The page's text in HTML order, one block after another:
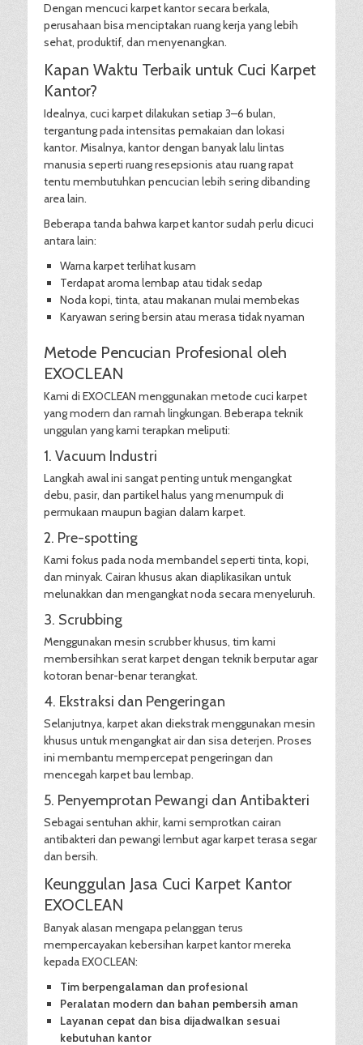
Dengan mencuci karpet kantor secara berkala,
perusahaan bisa menciptakan ruang kerja yang lebih
sehat, produktif, dan menyenangkan.
Kapan Waktu Terbaik untuk Cuci Karpet
Kantor?
Idealnya, cuci karpet dilakukan setiap 3–6 bulan,
tergantung pada intensitas pemakaian dan lokasi
kantor. Misalnya, kantor dengan banyak lalu lintas
manusia seperti ruang resepsionis atau ruang rapat
tentu membutuhkan pencucian lebih sering dibanding
area lain.
Beberapa tanda bahwa karpet kantor sudah perlu dicuci
antara lain:
Warna karpet terlihat kusam
Terdapat aroma lembap atau tidak sedap
Noda kopi, tinta, atau makanan mulai membekas
Karyawan sering bersin atau merasa tidak nyaman
Metode Pencucian Profesional oleh
EXOCLEAN
Kami di EXOCLEAN menggunakan metode cuci karpet
yang modern dan ramah lingkungan. Beberapa teknik
unggulan yang kami terapkan meliputi:
1. Vacuum Industri
Langkah awal ini sangat penting untuk mengangkat
debu, pasir, dan partikel halus yang menumpuk di
permukaan maupun bagian dalam karpet.
2. Pre-spotting
Kami fokus pada noda membandel seperti tinta, kopi,
dan minyak. Cairan khusus akan diaplikasikan untuk
melunakkan dan mengangkat noda secara menyeluruh.
3. Scrubbing
Menggunakan mesin scrubber khusus, tim kami
membersihkan serat karpet dengan teknik berputar agar
kotoran benar-benar terangkat.
4. Ekstraksi dan Pengeringan
Selanjutnya, karpet akan diekstrak menggunakan mesin
khusus untuk mengangkat air dan sisa deterjen. Proses
ini membantu mempercepat pengeringan dan
mencegah karpet bau lembap.
5. Penyemprotan Pewangi dan Antibakteri
Sebagai sentuhan akhir, kami semprotkan cairan
antibakteri dan pewangi lembut agar karpet terasa segar
dan bersih.
Keunggulan Jasa Cuci Karpet Kantor
EXOCLEAN
Banyak alasan mengapa pelanggan terus
mempercayakan kebersihan karpet kantor mereka
kepada EXOCLEAN:
Tim berpengalaman dan profesional
Peralatan modern dan bahan pembersih aman
Layanan cepat dan bisa dijadwalkan sesuai
kebutuhan kantor